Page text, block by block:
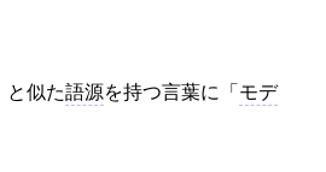
と似た語源を持つ言葉に「 モデ